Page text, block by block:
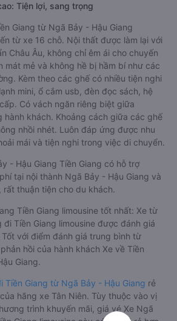
Tiện lợi, sang trọng
Giang từ Ngã Bảy - Hậu Giang
từ xe 16 chỗ. Nội thất được làm lại với
Châu Âu, không chỉ êm ái cho chuyến
mát mẻ và không hề bị hầm bí như các
Kèm theo các ghế có nhiều tiện nghi
mini, ổ cắm usb, đèn đọc sách, hệ
Có vách ngăn riêng biệt giữa
hành khách. Khoảng cách giữa các ghế
nhồi nhét. Luôn đáp ứng được nhu
mái và tiện nghi trong việc di chuyển.
- Hậu Giang Tiền Giang có hỗ trợ
tại nội thành Ngã Bảy - Hậu Giang và
rất thuận tiện cho du khách.
Tiền Giang limousine tốt nhất: Xe từ
đi Tiền Giang limousine được đánh giá
với điểm đánh giá trung bình từ
hồi của hành khách Xe về Tiền
Giang.
Tiền Giang từ Ngã Bảy - Hậu Giang rẻ
hãng xe Tân Niên. Tùy thuộc vào vị
trình khuyến mãi, giá vé Xe Ngã